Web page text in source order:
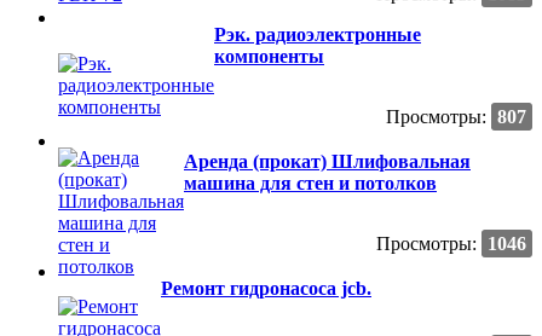
Рэк. радиоэлектронные
компоненты
Просмотры: 807
Аренда (прокат) Шлифовальная
машина для стен и потолков
Просмотры: 1046
Ремонт гидронасоса jcb.